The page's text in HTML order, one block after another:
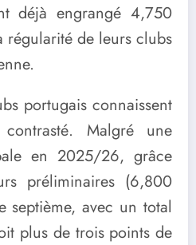
déjà engrangé 4,750
de leurs clubs
portugais connaissent
Malgré une
en 2025/26, grâce
préliminaires (6,800
septième, avec un total
plus de trois points de